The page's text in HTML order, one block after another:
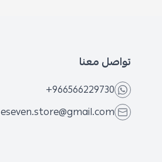
تواصل معنا
+966566229730
eseven.store@gmail.com